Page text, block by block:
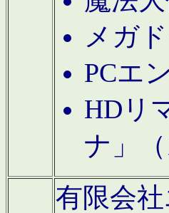
メガ
PCエ
HDリ
ナ」
有限会